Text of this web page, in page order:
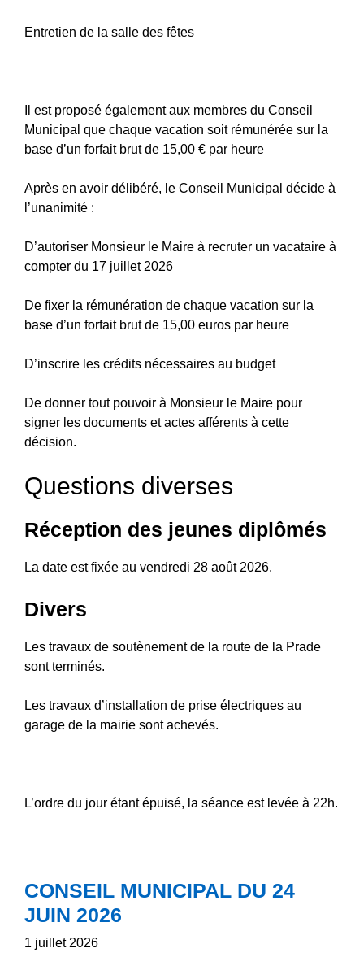
Entretien de la salle des fêtes
Il est proposé également aux membres du Conseil
Municipal que chaque vacation soit rémunérée sur la
base d’un forfait brut de 15,00 € par heure
Après en avoir délibéré, le Conseil Municipal décide à
l’unanimité :
D’autoriser Monsieur le Maire à recruter un vacataire à
compter du 17 juillet 2026
De fixer la rémunération de chaque vacation sur la
base d’un forfait brut de 15,00 euros par heure
D’inscrire les crédits nécessaires au budget
De donner tout pouvoir à Monsieur le Maire pour
signer les documents et actes afférents à cette
décision.
Questions diverses
Réception des jeunes diplômés
La date est fixée au vendredi 28 août 2026.
Divers
Les travaux de soutènement de la route de la Prade
sont terminés.
Les travaux d’installation de prise électriques au
garage de la mairie sont achevés.
L’ordre du jour étant épuisé, la séance est levée à 22h.
CONSEIL MUNICIPAL DU 24
JUIN 2026
1 juillet 2026